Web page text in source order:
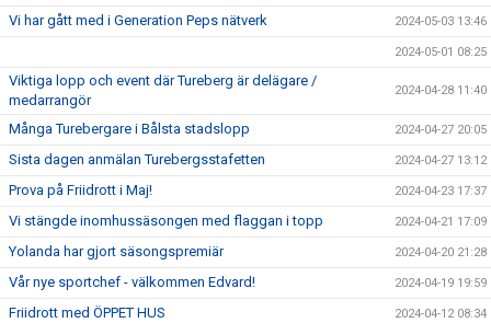
Vi har gått med i Generation Peps nätverk 2024-05-03 13:46
2024-05-01 08:25
Viktiga lopp och event där Tureberg är delägare /
medarrangör
2024-04-28 11:40
Många Turebergare i Bålsta stadslopp 2024-04-27 20:05
Sista dagen anmälan Turebergsstafetten 2024-04-27 13:12
Prova på Friidrott i Maj! 2024-04-23 17:37
Vi stängde inomhussäsongen med flaggan i topp 2024-04-21 17:09
Yolanda har gjort säsongspremiär 2024-04-20 21:28
Vår nye sportchef - välkommen Edvard! 2024-04-19 19:59
Friidrott med ÖPPET HUS 2024-04-12 08:34